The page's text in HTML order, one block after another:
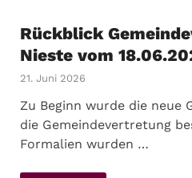
Rückblick
Nieste vom
21. Juni 2026
Zu Beginn wurde die neue
die Gemeindevertretung
Formalien wurden …